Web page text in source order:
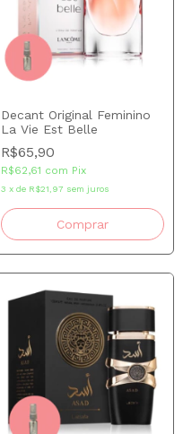
Decant Original Feminino
La Vie Est Belle
R$65,90
R$62,61 com Pix
3 x de R$21,97 sem juros
Comprar